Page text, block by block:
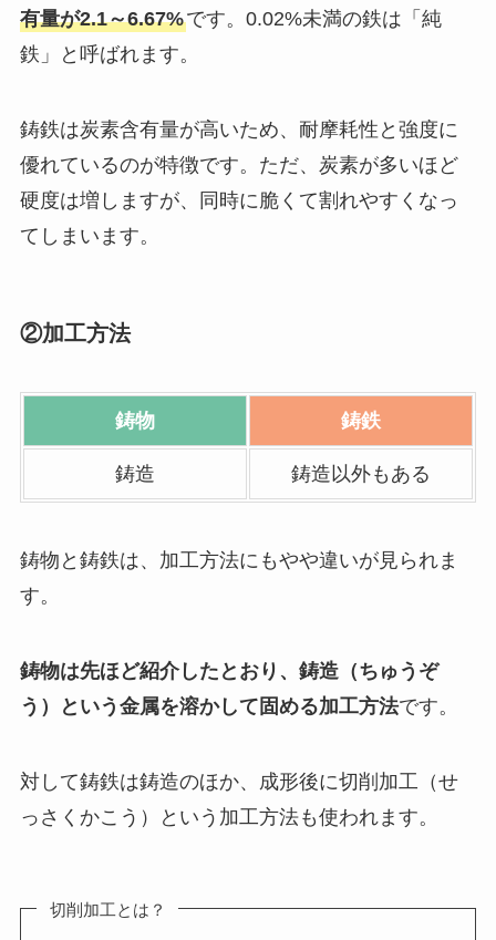
有量が2.1～6.67%です。0.02%未満の鉄は「純
鉄」と呼ばれます。
鋳鉄は炭素含有量が高いため、耐摩耗性と強度に
優れているのが特徴です。ただ、炭素が多いほど
硬度は増しますが、同時に脆くて割れやすくなっ
てしまいます。
②加工方法
鋳物 鋳鉄
鋳造 鋳造以外もある
鋳物と鋳鉄は、加工方法にもやや違いが見られま
す。
鋳物は先ほど紹介したとおり、鋳造（ちゅうぞ
う）という金属を溶かして固める加工方法です。
対して鋳鉄は鋳造のほか、成形後に切削加工（せ
っさくかこう）という加工方法も使われます。
切削加工とは？